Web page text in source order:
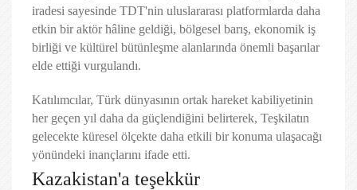
iradesi sayesinde TDT'nin uluslararası platformlarda daha
etkin bir aktör hâline geldiği, bölgesel barış, ekonomik iş
birliği ve kültürel bütünleşme alanlarında önemli başarılar
elde ettiği vurgulandı.
Katılımcılar, Türk dünyasının ortak hareket kabiliyetinin
her geçen yıl daha da güçlendiğini belirterek, Teşkilatın
gelecekte küresel ölçekte daha etkili bir konuma ulaşacağı
yönündeki inançlarını ifade etti.
Kazakistan'a teşekkür